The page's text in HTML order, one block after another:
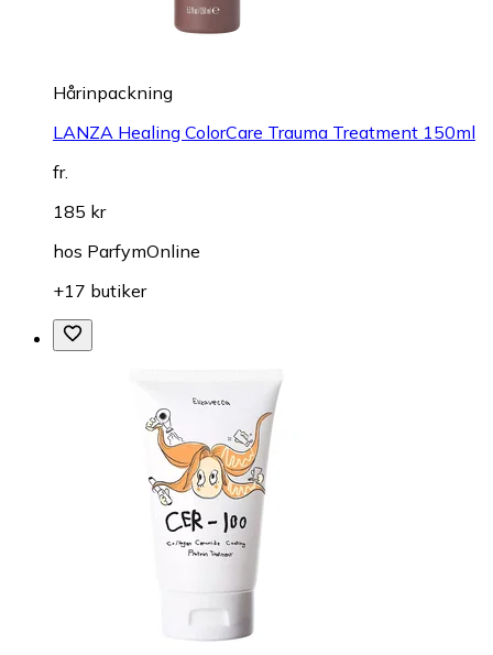
Hårinpackning
LANZA Healing ColorCare Trauma Treatment 150ml
fr.
185 kr
hos ParfymOnline
+17 butiker